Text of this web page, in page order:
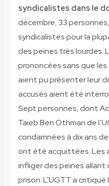
syndicalistes dans le
décembre, 33
syndicalistes pour la
des peines très lourdes.
prononcées sans que
aient pu présenter leur
accusés aient été
Sept personnes, dont
Taieb Ben Othman de
condamnées à dix ans
ont été acquittées. Les
infliger des peines allant
prison. L’UGTT a